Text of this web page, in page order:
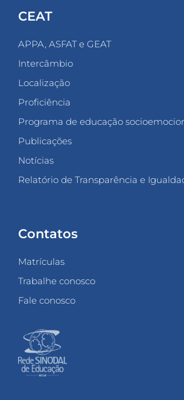
CEAT
APPA, ASFAT e GEAT
Intercâmbio
Localização
Proficiência
Programa de educação
Publicações
Notícias
Relatório de Transparência e
Contatos
Matrículas
Trabalhe conosco
Fale conosco